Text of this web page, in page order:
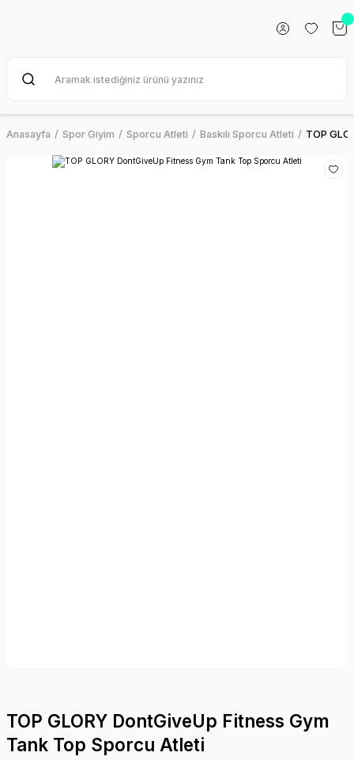
Anasayfa Spor Giyim Sporcu Atleti Baskılı Sporcu Atleti TOP
TOP GLORY DontGiveUp Fitness Gym
Tank Top Sporcu Atleti